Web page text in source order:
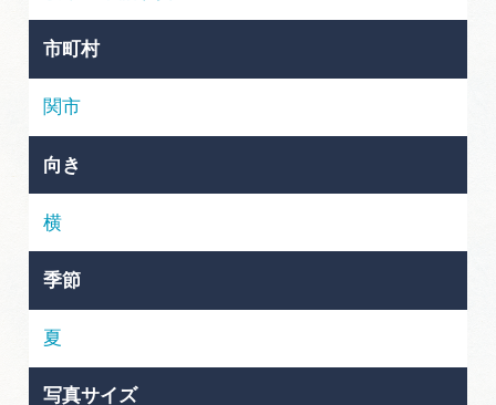
岐阜県アウトドア観光キャンペーン
岐阜県まるごと観光エリアガイド
岐阜県観光データベース
旅行会社・観光事業者の皆様へ
市町村
関市
向き
横
季節
夏
写真サイズ